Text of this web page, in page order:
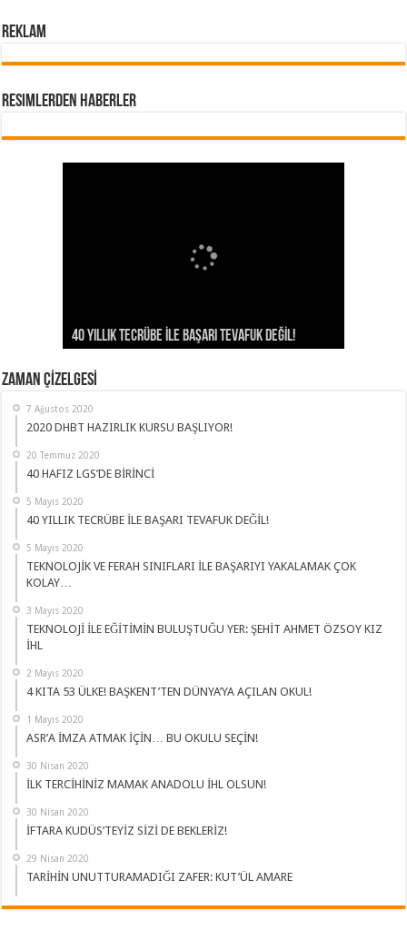
REKLAM
Resimlerden Haberler
2020 DHBT HAZIRLIK KURSU BAŞLIYOR!
40 HAFIZ LGS’DE BİRİNCİ
40 YILLIK TECRÜBE İLE BAŞARI TEVAFUK DEĞİL!
YAKALAMAK ÇOK KOLAY…
AHMET ÖZSOY KIZ İHL
ZAMAN ÇİZELGESİ
7 Ağustos 2020
2020 DHBT HAZIRLIK KURSU BAŞLIYOR!
20 Temmuz 2020
40 HAFIZ LGS’DE BİRİNCİ
5 Mayıs 2020
40 YILLIK TECRÜBE İLE BAŞARI TEVAFUK DEĞİL!
5 Mayıs 2020
TEKNOLOJİK VE FERAH SINIFLARI İLE BAŞARIYI YAKALAMAK ÇOK
KOLAY…
3 Mayıs 2020
TEKNOLOJİ İLE EĞİTİMİN BULUŞTUĞU YER: ŞEHİT AHMET ÖZSOY KIZ
İHL
2 Mayıs 2020
4 KITA 53 ÜLKE! BAŞKENT’TEN DÜNYA’YA AÇILAN OKUL!
1 Mayıs 2020
ASR’A İMZA ATMAK İÇİN… BU OKULU SEÇİN!
30 Nisan 2020
İLK TERCİHİNİZ MAMAK ANADOLU İHL OLSUN!
30 Nisan 2020
İFTARA KUDÜS’TEYİZ SİZİ DE BEKLERİZ!
29 Nisan 2020
TARİHİN UNUTTURAMADIĞI ZAFER: KUT’ÜL AMARE